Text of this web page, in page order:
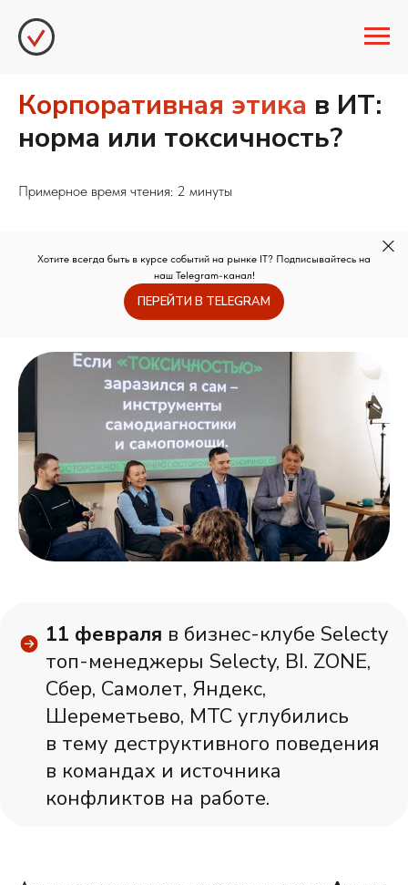
Корпоративная этика в ИТ:
норма или токсичность?
Примерное время чтения: 2 минуты
Хотите всегда быть в курсе событий на рынке IT? Подписывайтесь на
наш Telegram-канал!
ПЕРЕЙТИ В TELEGRAM
11 февраля в бизнес-клубе Selecty
топ-менеджеры Selecty, BI. ZONE,
Сбер, Самолет, Яндекс,
Шереметьево, МТС углубились
в тему деструктивного поведения
в командах и источника
конфликтов на работе.